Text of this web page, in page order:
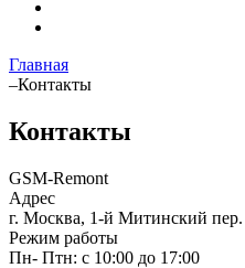
Главная
–Контакты
Контакты
GSM-Remont
Адрес
г. Москва, 1-й Митинский
Режим работы
Пн- Птн: с 10:00 до 17:00